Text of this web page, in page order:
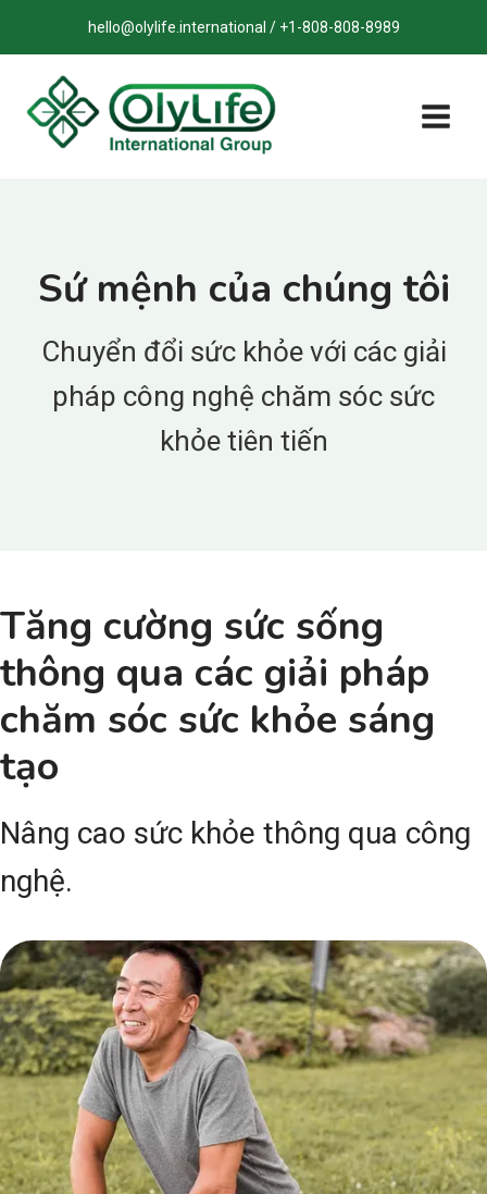
qua
dung
hello@olylife.international / +1-808-808-8989
Sứ mệnh của chúng tôi
Chuyển đổi sức khỏe với các giải
pháp công nghệ chăm sóc sức
khỏe tiên tiến
Tăng cường sức sống
thông qua các giải pháp
chăm sóc sức khỏe sáng
tạo
Nâng cao sức khỏe thông qua công
nghệ.